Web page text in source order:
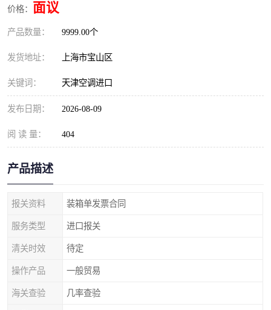
价格： 面议
产品数量： 9999.00个
发货地址： 上海市宝山区
关键词： 天津空调进口
发布日期： 2026-08-09
阅 读 量： 404
产品描述
报关资料 装箱单发票合同
服务类型 进口报关
清关时效 待定
操作产品 一般贸易
海关查验 几率查验